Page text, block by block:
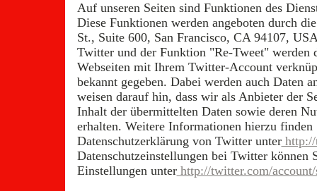
Auf unseren Seiten sind Funktionen des
Diese Funktionen werden angeboten durch
St., Suite 600, San Francisco, CA 94107,
Twitter und der Funktion "Re-Tweet" werden
Webseiten mit Ihrem Twitter-Account
bekannt gegeben. Dabei werden auch Daten
weisen darauf hin, dass wir als Anbieter der
Inhalt der übermittelten Daten sowie deren
erhalten. Weitere Informationen hierzu finden
Datenschutzerklärung von Twitter unterhttp://
Datenschutzeinstellungen bei Twitter können
Einstellungen unterhttp://twitter.com/account/